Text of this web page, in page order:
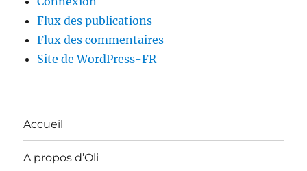
Flux des publications
Flux des commentaires
Site de WordPress-FR
Accueil
A propos d’Oli